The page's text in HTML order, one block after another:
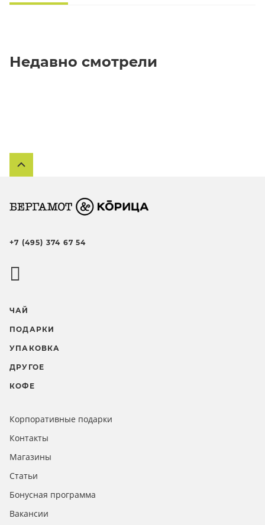
Недавно смотрели
+7 (495) 374 67 54
ЧАЙ
ПОДАРКИ
УПАКОВКА
ДРУГОЕ
КОФЕ
Корпоративные подарки
Контакты
Магазины
Статьи
Бонусная программа
Вакансии